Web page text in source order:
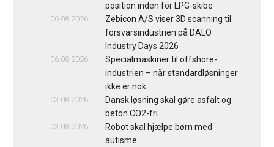
position inden for LPG-skibe
06.08.2026
Zebicon A/S viser 3D scanning til
forsvarsindustrien på DALO
Industry Days 2026
06.08.2026
Specialmaskiner til offshore-
industrien – når standardløsninger
ikke er nok
03.08.2026
Dansk løsning skal gøre asfalt og
beton CO2-fri
03.08.2026
Robot skal hjælpe børn med
autisme